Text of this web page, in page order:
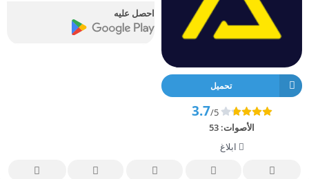
تحميل
3.7/5
الأصوات: 53
ابلاغ
احصل عليه